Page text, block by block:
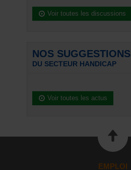
Voir toutes les discussions
NOS SUGGESTIONS
DU SECTEUR HANDICAP
Voir toutes les actus
EMPLOI